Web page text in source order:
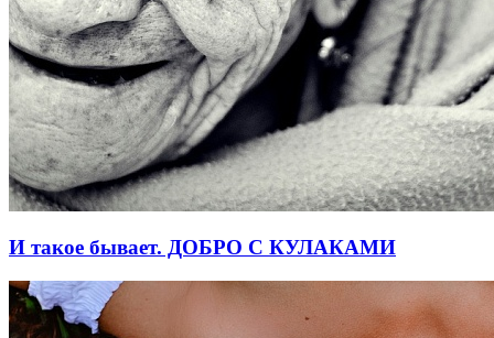
И такое бывает. ДОБРО С КУЛАКАМИ